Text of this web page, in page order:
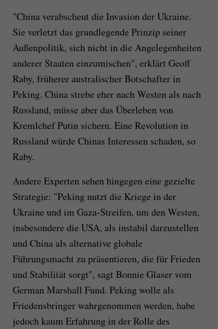
"China verabscheut die Invasion der Ukraine.
Sie verletzt das grundlegende Prinzip seiner
Außenpolitik, sich nicht in die Angelegenheiten
anderer Staaten einzumischen", erklärt Geoff
Raby, früherer australischer Botschafter in
Peking. China strebe eher nach Westen als nach
Russland, müsse aber das Überleben von
Kremlchef Putin sichern. Eine Revolution in
Russland würde Chinas Interessen schaden, so
Raby.
Andere Experten sehen hingegen eine gezielte
Strategie: "Peking nutzt die Kriege in der
Ukraine und im Gaza-Streifen, um den Westen,
insbesondere die USA, als instabil darzustellen
und China als alternative globale
Führungsmacht zu präsentieren, die für Frieden
und Stabilität sorgt", sagt Bonnie Glaser vom
German Marshall Fund. Peking wolle als
Friedensbringer wahrgenommen werden, habe
jedoch kaum Erfahrung in der Rolle des